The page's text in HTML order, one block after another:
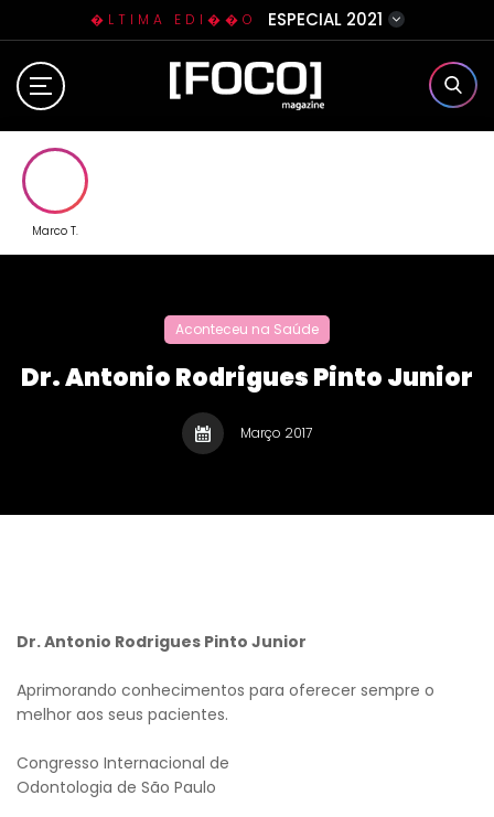
�LTIMA EDI��O ESPECIAL 2021
Home
Contato
Marco T.
Aconteceu na Saúde
Dr. Antonio Rodrigues Pinto Junior
Março 2017
Dr. Antonio Rodrigues Pinto Junior
Aprimorando conhecimentos para oferecer sempre o
melhor aos seus pacientes.
Congresso Internacional de
Odontologia de São Paulo